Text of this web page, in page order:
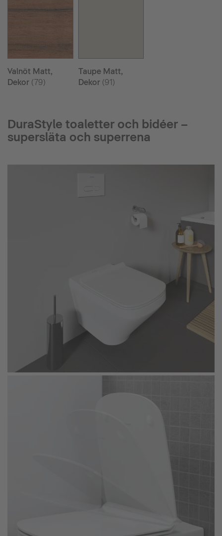
Valnöt Matt,
Dekor (79)
Taupe Matt,
Dekor(91)
DuraStyle toaletter och bidéer –
supersläta och superrena